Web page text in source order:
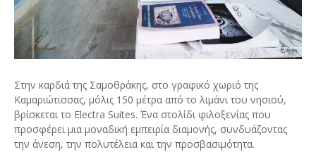
Στην καρδιά της Σαμοθράκης, στο γραφικό χωριό της
Καμαριώτισσας, μόλις 150 μέτρα από το λιμάνι του νησιού,
βρίσκεται το Electra Suites. Ένα στολίδι φιλοξενίας που
προσφέρει μια μοναδική εμπειρία διαμονής, συνδυάζοντας
την άνεση, την πολυτέλεια και την προσβασιμότητα.